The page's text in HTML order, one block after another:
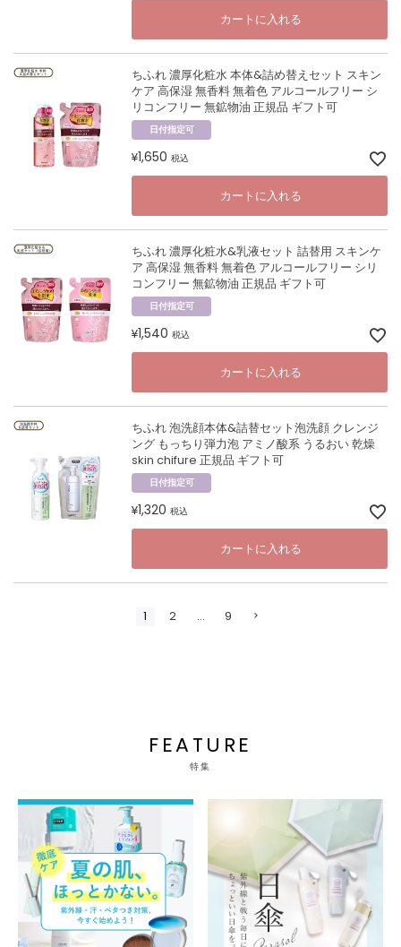
カートに入れる
ちふれ 濃厚化粧水 本体&詰め替えセット スキン
ケア 高保湿 無香料 無着色 アルコールフリー シ
リコンフリー 無鉱物油 正規品 ギフト可
日付指定可
¥1,650 税込
カートに入れる
ちふれ 濃厚化粧水&乳液セット 詰替用 スキンケ
ア 高保湿 無香料 無着色 アルコールフリー シリ
コンフリー 無鉱物油 正規品 ギフト可
日付指定可
¥1,540 税込
カートに入れる
ちふれ 泡洗顔本体&詰替セット泡洗顔 クレンジ
ング もっちり弾力泡 アミノ酸系 うるおい 乾燥
skin chifure 正規品 ギフト可
日付指定可
¥1,320 税込
カートに入れる
1 2 … 9
FEATURE
特集